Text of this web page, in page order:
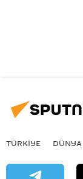
TÜRKIYE DÜNYA